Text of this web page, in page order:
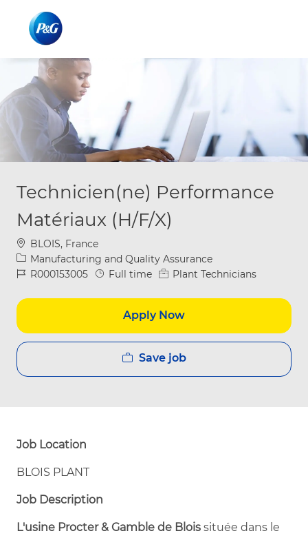
Technicien(ne) Performance
Matériaux (H/F/X)
Location
BLOIS, France
Category
Manufacturing and Quality Assurance
Job IdR000153005 Job Type
Full time Plant Technicians
Apply Now
Save job
Job Location
BLOIS PLANT
Job Description
L'usine Procter & Gamble de Blois située dans le